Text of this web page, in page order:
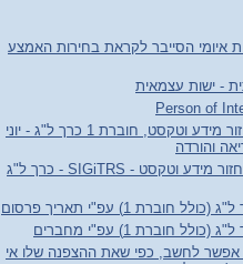
איומי הסייבר לקראת בחירות האמצע
- ישות עצמאית
עלון קבוצת העניין אחזור מידע וטקסט, חוברת 1 כרך ל"ג - יוני
חדשות קבוצת עניין אחזור מידע וטקסט - SIGiTRS - כרך ל"ג
1) עפ"י תאריך פרסום
חוברת 1) עפ"י מחברים
לחשב, כפי שאת ההצפנה שלו אי